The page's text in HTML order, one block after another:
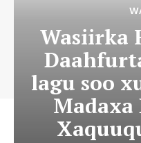
Wasiirka
lagu soo
Madaxa